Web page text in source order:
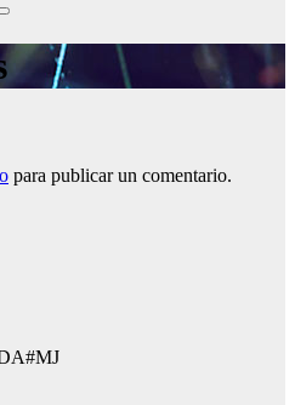
para publicar un comentario.